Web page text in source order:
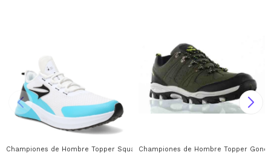
Championes de Hombre Topper Squat Ii Topper - Blanco - Azul
Championes de Hombre Topper